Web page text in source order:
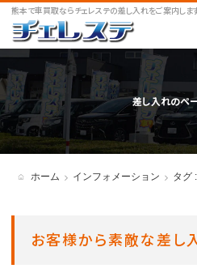
熊本で車買取ならチェレステの差し入れをご案内しま
差し入れのペー
ホーム インフォメーション タグ
お客様から素敵な差し